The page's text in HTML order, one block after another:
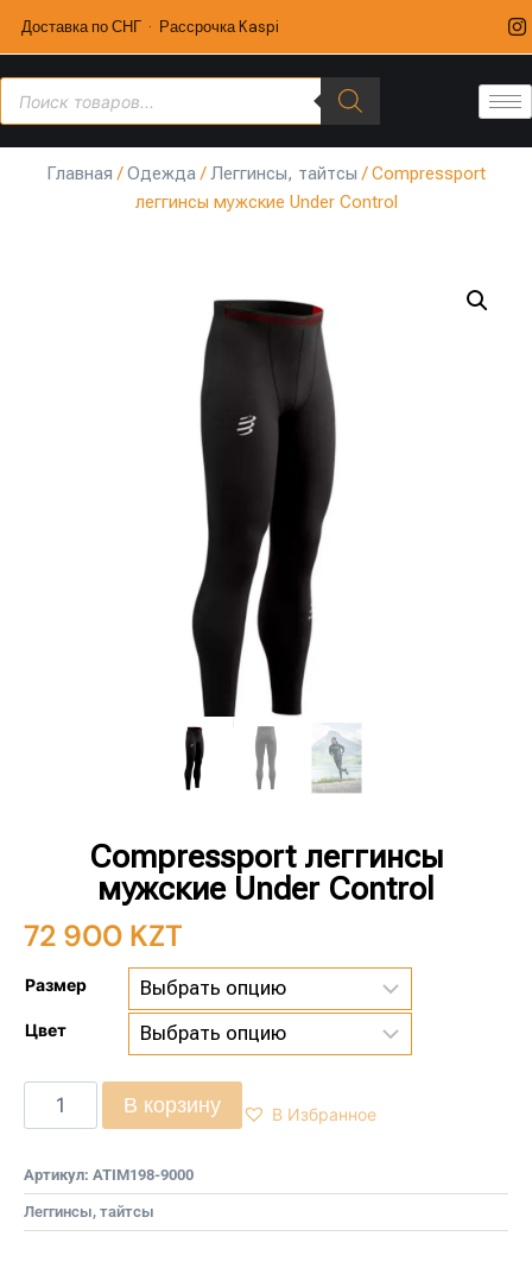
Доставка по СНГ · Рассрочка Kaspi
Главная /Одежда/Леггинсы, тайтсы / Compressport
леггинсы мужские Under Control
Compressport леггинсы
мужские Under Control
72 900 KZT
Размер
Цвет
В корзину В Избранное
Артикул: ATIM198-9000
Леггинсы, тайтсы